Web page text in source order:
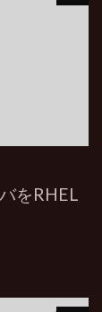
をRHEL